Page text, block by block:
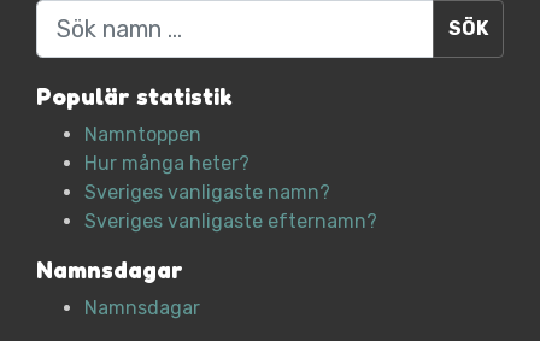
Sök
Populär statistik
Namntoppen
Hur många heter?
Sveriges vanligaste namn?
Sveriges vanligaste efternamn?
Namnsdagar
Namnsdagar